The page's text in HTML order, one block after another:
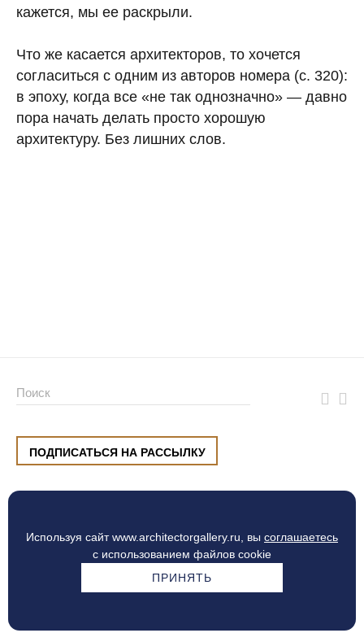
кажется, мы ее раскрыли.
Что же касается архитекторов, то хочется
согласиться с одним из авторов номера (с. 320):
в эпоху, когда все «не так однозначно» — давно
пора начать делать просто хорошую
архитектуру. Без лишних слов.
Используя сайт www.architectorgallery.ru, вы соглашаетесь
с использованием файлов cookie
ПРИНЯТЬ
ПОДПИСАТЬСЯ НА РАССЫЛКУ
ул. Малышева, 8, Екатеринбург
Процесс оплаты